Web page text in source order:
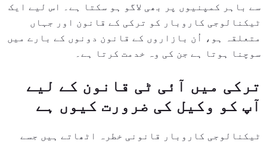
سے باہر کمپنیوں پر بھی لاگو ہو سکتا ہے۔ اس لیے ایک
ٹیکنالوجی کاروبار کو ترکی کے قانون اور جہاں
متعلقہ ہو، اُن بازاروں کے قانون دونوں کے بارے میں
سوچنا ہوتا ہے جن کی وہ خدمت کرتا ہے۔
ترکی میں آئی ٹی قانون کے لیے
آپ کو وکیل کی ضرورت کیوں ہے
ٹیکنالوجی کاروبار قانونی خطرہ اٹھاتے ہیں جسے